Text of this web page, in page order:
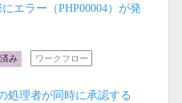
エラー（PHP00004）が発
み ワークフロー
処理者が同時に承認する